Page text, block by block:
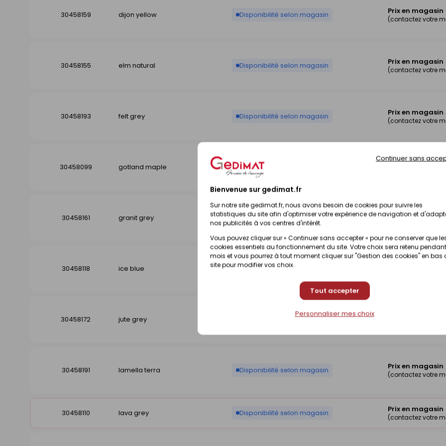
Bienvenue sur gedimat.fr
Sur notre site gedimat.fr, nous avons besoin de cookies pour suivre les
statistiques du site afin d'optimiser votre expérience de navigation et
nos publicités à vos centres d'intérêt.
Vous pouvez cliquer sur « Continuer sans accepter » pour ne conserver que
cookies essentiels au fonctionnement du site. Votre choix sera retenu pendant
mois et vous pourrez à tout moment cliquer sur "Gestion des cookies" en bas
site pour modifier vos choix.
Tout accepter
Continuer sans
Personnaliser mes choix
30458159 dijon yellow Disponibilité selon magasin Prix en magasin
(contactez votre
30458155 elm natural Disponibilité selon magasin Prix en magasin
(contactez votre
30458193 felt grey Disponibilité selon magasin Prix en magasin
(contactez votre
30458099 gotland maple Disponibilité selon magasin Prix en magasin
30458161 granit grey Disponibilité selon magasin Prix en magasin
30458118 ice blue Disponibilité selon magasin
30458172 jute grey Disponibilité selon magasin
30458191 lamella terra Disponibilité selon magasin Prix en magasin
(contactez votre
30458110 lava grey Disponibilité selon magasin Prix en magasin
(contactez votre